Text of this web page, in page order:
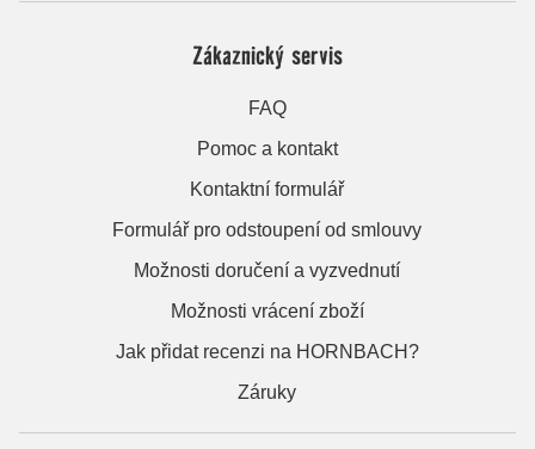
Zákaznický servis
FAQ
Pomoc a kontakt
Kontaktní formulář
Formulář pro odstoupení od smlouvy
Možnosti doručení a vyzvednutí
Možnosti vrácení zboží
Jak přidat recenzi na HORNBACH?
Záruky